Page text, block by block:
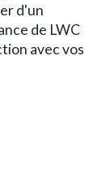
d'un
de LWC
avec vos